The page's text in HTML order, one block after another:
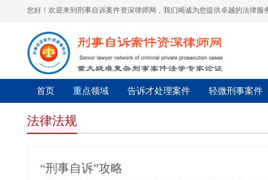
您好！欢迎来到刑事自诉案件资深律师网，我们竭诚为您提供卓越的法律服
首页 重点领域 告诉才处理案件 轻微刑事案件
法律法规
“刑事自诉”攻略